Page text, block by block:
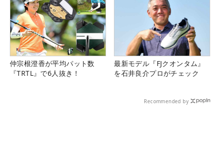
仲宗根澄香が平均パット数
『TRTL』で6人抜き！
最新モデル『FJクオンタム』
を石井良介プロがチェック
Recommended by